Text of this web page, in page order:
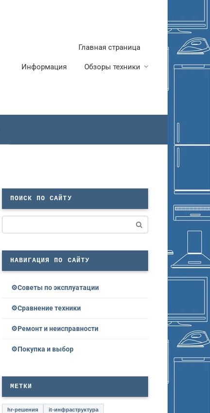
Главная страница
Информация Обзоры техники
ПОИСК ПО САЙТУ
НАВИГАЦИЯ ПО САЙТУ
Советы по эксплуатации
Сравнение техники
Ремонт и неисправности
Покупка и выбор
МЕТКИ
hr-решения it-инфраструктура